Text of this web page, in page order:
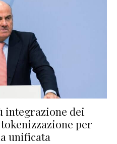
integrazione dei
per
unificata